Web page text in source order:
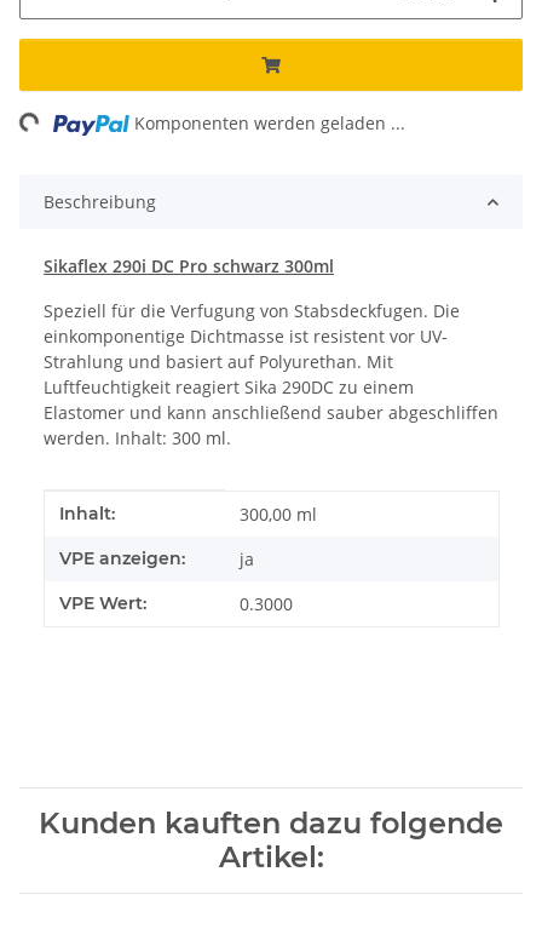
Komponenten werden geladen ...
Beschreibung
Sikaflex 290i DC Pro schwarz 300ml
Speziell für die Verfugung von Stabsdeckfugen. Die
einkomponentige Dichtmasse ist resistent vor UV-
Strahlung und basiert auf Polyurethan. Mit
Luftfeuchtigkeit reagiert Sika 290DC zu einem
Elastomer und kann anschließend sauber abgeschliffen
werden. Inhalt: 300 ml.
Produkteigenschaft
Wert
Inhalt: 300,00 ml
VPE anzeigen: ja
VPE Wert: 0.3000
Kunden kauften dazu folgende
Artikel: